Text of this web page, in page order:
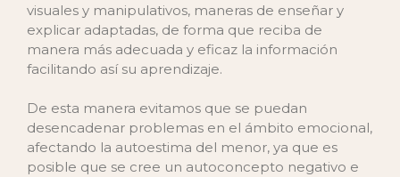
visuales y manipulativos, maneras de enseñar y
explicar adaptadas, de forma que reciba de
manera más adecuada y eficaz la información
facilitando así su aprendizaje.
De esta manera evitamos que se puedan
desencadenar problemas en el ámbito emocional,
afectando la autoestima del menor, ya que es
posible que se cree un autoconcepto negativo e